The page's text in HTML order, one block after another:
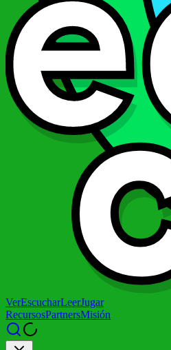
VerEscucharLeerJugar
RecursosPartnersMisión